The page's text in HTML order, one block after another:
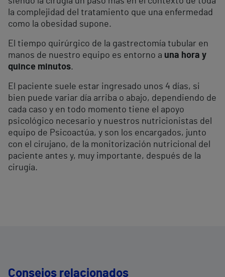
la complejidad del tratamiento que una enfermedad
como la obesidad supone.
El tiempo quirúrgico de la gastrectomía tubular en
manos de nuestro equipo es entorno a una hora y
quince minutos.
El paciente suele estar ingresado unos 4 días, si
bien puede variar día arriba o abajo, dependiendo de
cada caso y en todo momento tiene el apoyo
psicológico necesario y nuestros nutricionistas del
equipo de Psicoactúa, y son los encargados, junto
con el cirujano, de la monitorización nutricional del
paciente antes y, muy importante, después de la
cirugía.
Consejos relacionados